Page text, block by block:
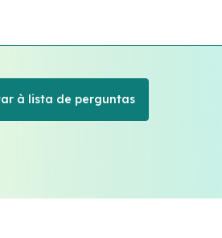
à lista de perguntas